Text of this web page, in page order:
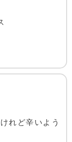
れど辛いよう